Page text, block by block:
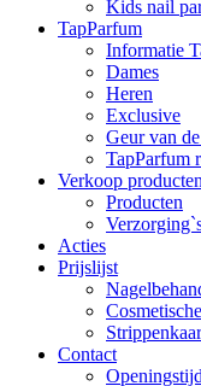
Kids nail
TapParfum
Informatie
Dames
Heren
Exclusive
Geur van
TapParfum
Verkoop producten
Producten
Acties
Prijslijst
Contact